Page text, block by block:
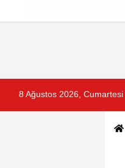
8 Ağustos 2026, Cumartesi